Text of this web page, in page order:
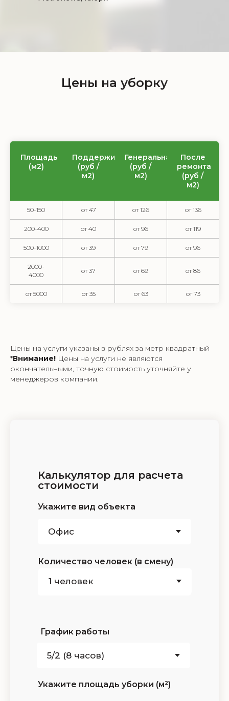
Цены на уборку
Площадь
(м2)
Поддерживающая
(руб /
м2)
Генеральная
(руб /
м2)
После
ремонта
(руб /
м2)
50-150 от 47 от 126 от 136
200-400 от 40 от 96 от 119
500-1000 от 39 от 79 от 96
2000-
4000
от 37 от 69 от 86
от 5000 от 35 от 63 от 73
Цены на услуги указаны в рублях за метр квадратный
*Внимание! Цены на услуги не являются
окончательными, точную стоимость уточняйте у
менеджеров компании.
Калькулятор для расчета
стоимости
Укажите площадь уборки (м²)
Количество человек (в смену)
График работы
Укажите вид объекта